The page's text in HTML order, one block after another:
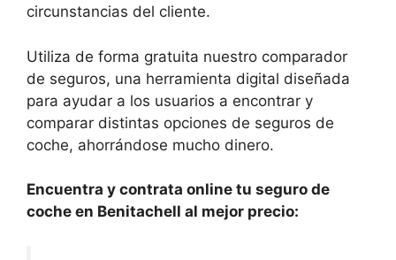
circunstancias del cliente.
Utiliza de forma gratuita nuestro comparador
de seguros, una herramienta digital diseñada
para ayudar a los usuarios a encontrar y
comparar distintas opciones de seguros de
coche, ahorrándose mucho dinero.
Encuentra y contrata online tu seguro de
coche en Benitachell al mejor precio: